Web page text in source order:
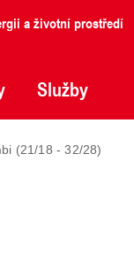
a životní prostředí
Služby
(21/18 - 32/28)